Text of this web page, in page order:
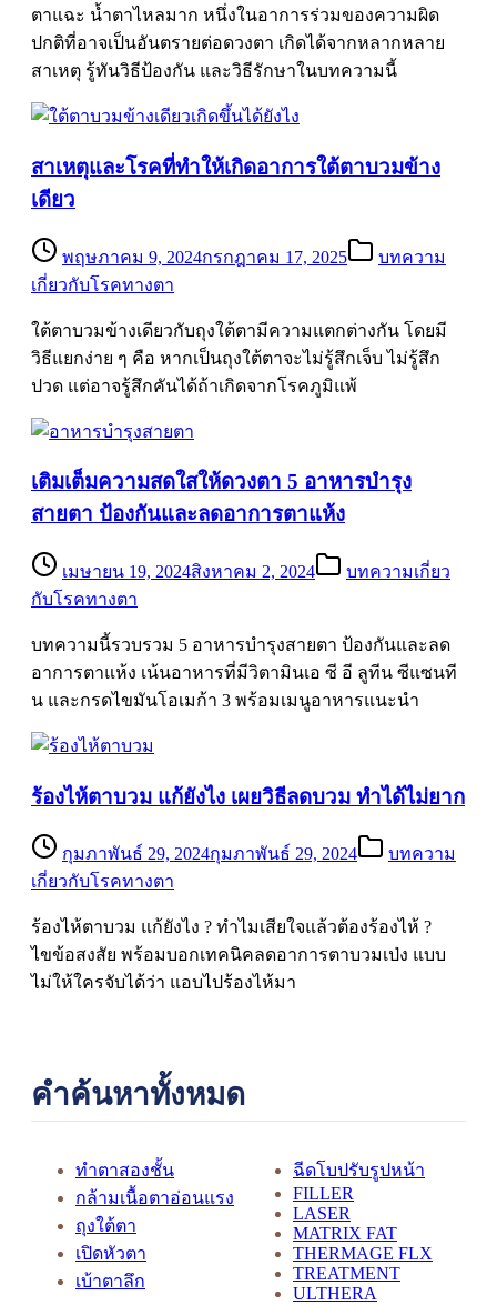
ตาแฉะ น้ำตาไหลมาก หนึ่งในอาการร่วมของความผิด
ปกติที่อาจเป็นอันตรายต่อดวงตา เกิดได้จากหลากหลาย
สาเหตุ รู้ทันวิธีป้องกัน และวิธีรักษาในบทความนี้
สาเหตุและโรคที่ทำให้เกิดอาการใต้ตาบวมข้าง
เดียว
พฤษภาคม 9, 2024กรกฎาคม 17, 2025
บทความ
เกี่ยวกับโรคทางตา
ใต้ตาบวมข้างเดียวกับถุงใต้ตามีความแตกต่างกัน โดยมี
วิธีแยกง่าย ๆ คือ หากเป็นถุงใต้ตาจะไม่รู้สึกเจ็บ ไม่รู้สึก
ปวด แต่อาจรู้สึกคันได้ถ้าเกิดจากโรคภูมิแพ้
เติมเต็มความสดใสให้ดวงตา 5 อาหารบำรุง
สายตา ป้องกันและลดอาการตาแห้ง
เมษายน 19, 2024สิงหาคม 2, 2024
บทความเกี่ยว
กับโรคทางตา
บทความนี้รวบรวม 5 อาหารบำรุงสายตา ป้องกันและลด
อาการตาแห้ง เน้นอาหารที่มีวิตามินเอ ซี อี ลูทีน ซีแซนที
น และกรดไขมันโอเมก้า 3 พร้อมเมนูอาหารแนะนำ
ร้องไห้ตาบวม แก้ยังไง เผยวิธีลดบวม ทำได้ไม่ยาก
กุมภาพันธ์ 29, 2024กุมภาพันธ์ 29, 2024
บทความ
เกี่ยวกับโรคทางตา
ร้องไห้ตาบวม แก้ยังไง ? ทำไมเสียใจแล้วต้องร้องไห้ ?
ไขข้อสงสัย พร้อมบอกเทคนิคลดอาการตาบวมเป่ง แบบ
ไม่ให้ใครจับได้ว่า แอบไปร้องไห้มา
คำค้นหาทั้งหมด
ทำตาสองชั้น
กล้ามเนื้อตาอ่อนแรง
ถุงใต้ตา
เปิดหัวตา
เบ้าตาลึก
ฉีดโบปรับรูปหน้า
FILLER
LASER
MATRIX FAT
THERMAGE FLX
TREATMENT
ULTHERA